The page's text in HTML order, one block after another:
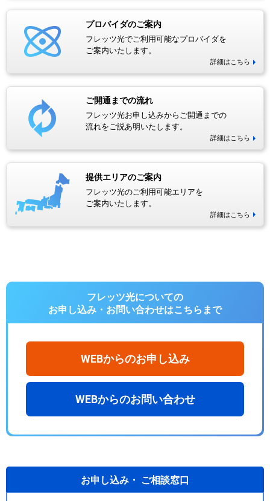
プロバイダのご案内
フレッツ光でご利用可能なプロバイダを
ご案内いたします。
詳細はこちら
ご開通までの流れ
フレッツ光お申し込みからご開通までの
流れをご説あ明いたします。
詳細はこちら
提供エリアのご案内
フレッツ光のご利用可能エリアを
ご案内いたします。
詳細はこちら
フレッツ光についての
お申し込み・お問い合わせはこちらまで
WEBからのお申し込み
WEBからのお問い合わせ
お申し込み・ ご相談窓口